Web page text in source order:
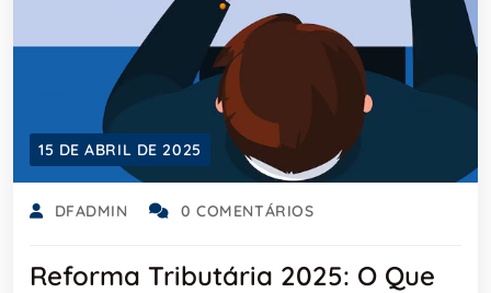
15 DE ABRIL DE 2025
DFADMIN 0 COMENTÁRIOS
Reforma Tributária 2025: O Que